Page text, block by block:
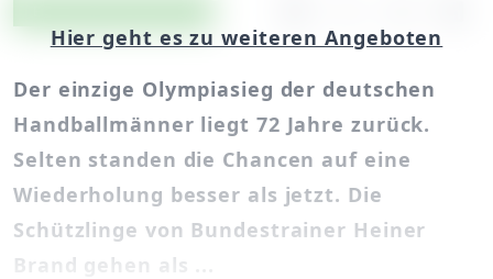
Der einzige Olympiasieg der deutschen
Handballmänner liegt 72 Jahre zurück.
Selten standen die Chancen auf eine
Wiederholung besser als jetzt. Die
Schützlinge von Bundestrainer Heiner
Brand gehen als ...
Hier geht es zu weiteren Angeboten